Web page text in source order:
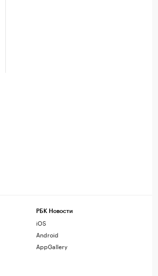
РБК Новости
iOS
Android
AppGallery